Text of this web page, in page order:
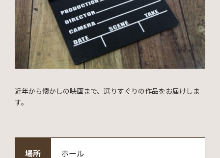
近年から懐かしの映画まで、選りすぐりの作品をお届けしま
す。
場所 ホール